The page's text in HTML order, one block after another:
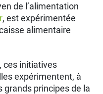
de l’alimentation
, est expérimentée
alimentaire
ces initiatives
expérimentent, à
grands principes de la